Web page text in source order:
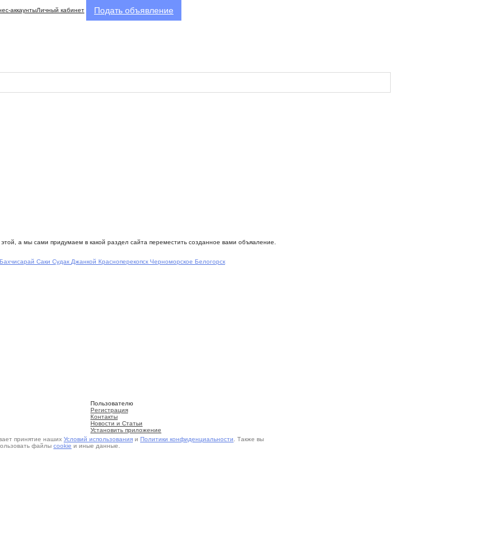
аккаунтыЛичный кабинет Подать объявление
а мы сами придумаем в какой раздел сайта переместить созданное вами объяаление.
Бахчисарай Саки Судак Джанкой Красноперекопск Черноморское Белогорск
Пользователю
Регистрация
Контакты
Новости и Статьи
Установить приложение
принятие наших Условий использования и Политики конфиденциальности . Также вы
файлы cookie и иные данные.